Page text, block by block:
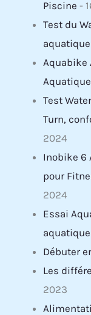
Piscine -
Test du
Aquabike
Test
Turn,
2024
Inobike 6
pour
2024
Essai
aquatique
Débuter
Les
2023